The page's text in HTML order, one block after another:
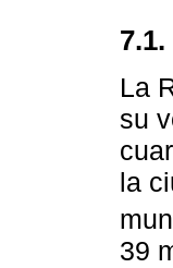
La
su
la
39